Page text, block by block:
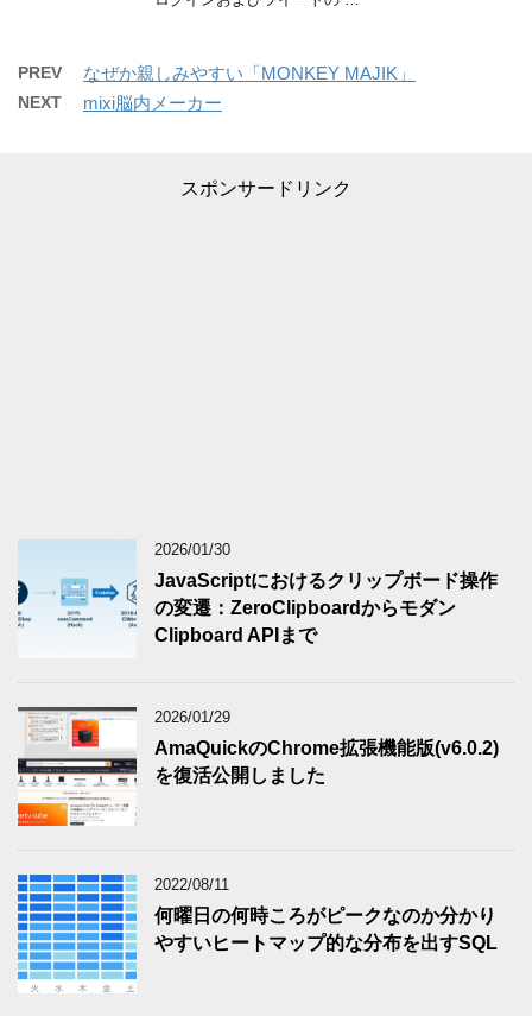
PREV なぜか親しみやすい「MONKEY MAJIK」
NEXT mixi脳内メーカー
スポンサードリンク
2026/01/30
JavaScriptにおけるクリップボード操作
の変遷：ZeroClipboardからモダン
Clipboard APIまで
2026/01/29
AmaQuickのChrome拡張機能版(v6.0.2)
を復活公開しました
2022/08/11
何曜日の何時ころがピークなのか分かり
やすいヒートマップ的な分布を出すSQL